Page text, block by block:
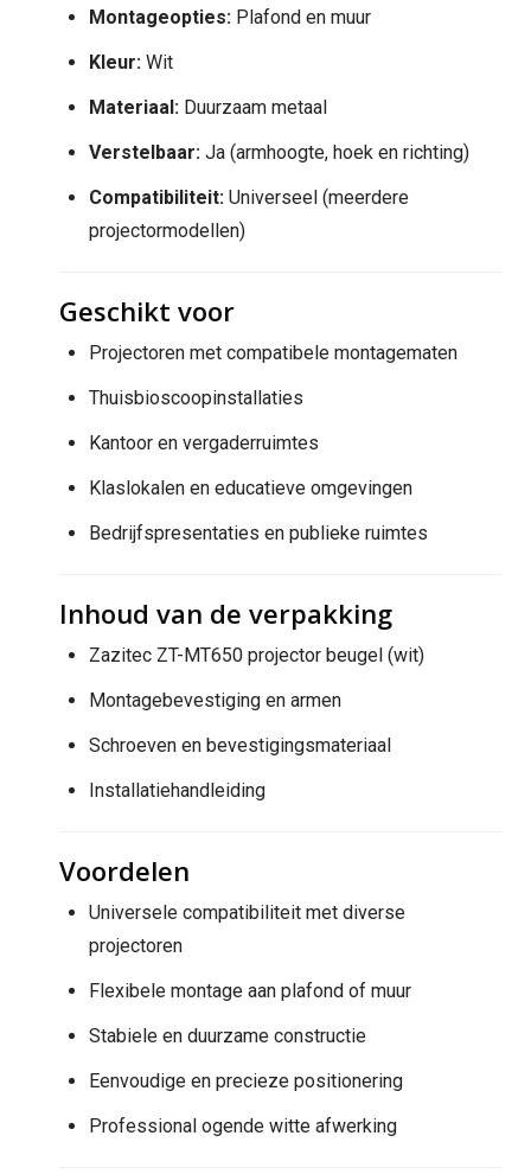
Montageopties: Plafond en muur
Kleur: Wit
Materiaal: Duurzaam metaal
Verstelbaar: Ja (armhoogte, hoek en richting)
Compatibiliteit: Universeel (meerdere
projectormodellen)
Geschikt voor
Projectoren met compatibele montagematen
Thuisbioscoopinstallaties
Kantoor en vergaderruimtes
Klaslokalen en educatieve omgevingen
Bedrijfspresentaties en publieke ruimtes
Inhoud van de verpakking
Zazitec ZT-MT650 projector beugel (wit)
Montagebevestiging en armen
Schroeven en bevestigingsmateriaal
Installatiehandleiding
Voordelen
Universele compatibiliteit met diverse
projectoren
Flexibele montage aan plafond of muur
Stabiele en duurzame constructie
Eenvoudige en precieze positionering
Professional ogende witte afwerking